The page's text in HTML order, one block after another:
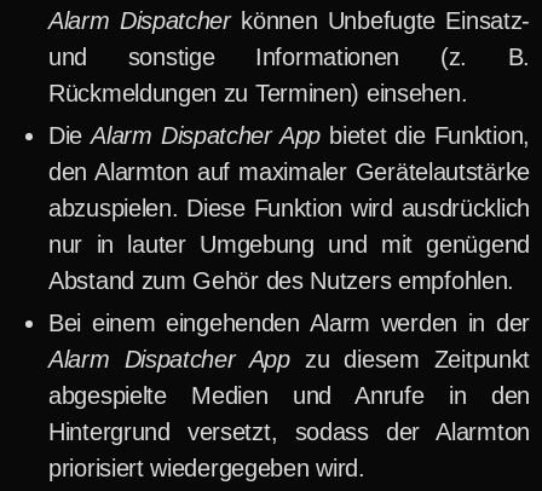
Alarm Dispatcherkönnen Unbefugte Einsatz-
und sonstige Informationen (z. B.
Rückmeldungen zu Terminen) einsehen.
DieAlarm Dispatcher App bietet die Funktion,
den Alarmton auf maximaler Gerätelautstärke
abzuspielen. Diese Funktion wird ausdrücklich
nur in lauter Umgebung und mit genügend
Abstand zum Gehör des Nutzers empfohlen.
Bei einem eingehenden Alarm werden in der
Alarm Dispatcher Appzu diesem Zeitpunkt
abgespielte Medien und Anrufe in den
Hintergrund versetzt, sodass der Alarmton
priorisiert wiedergegeben wird.